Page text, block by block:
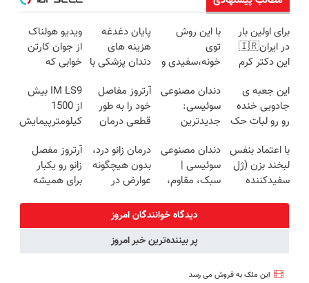
برای اولین بار
در ایران🇮🇷
این دکتر کرم
روزه ساخت!
با این روش
توی
خونه،سفیدی و
برگردون
(40%off)
پایان دغدغه
هزینه های
دندان پزشکی با
کننده خانگی
ویدیو هولناک
از جوان کارتن
خوابی که
آموزش رایگان
این جعبه ی
جادویی خنده
رو رو لبات حک
خرید40%تخفیف
دندان مصنوعی
سوئیسی:
جدیدترین
سبک و مقاوم |
پرداخت قسطی
آرتروز مفاصل
خود را به طور
قطعی درمان
◗پرسش‌نامه◖
IM LS9 بیش
از 1500
کیلومترپیمایش
با اعتماد بنفس
لبخند بزن (ژل
سفیدکننده
دندان مصنوعی
سوئیسی |
سبک، مقاوم،
رایگان+پرداخت
اقساطی😍
درمان زانو درد،
بدون هیچگونه
عوارض در
(◂پرسش‌نامه)
آرتروز مفصل
زانو رو یکبار
برای همیشه
دیدگاه خوانندگان امروز
پر بیننده‌ترین خبر امروز
این ملک به فروش می رسد